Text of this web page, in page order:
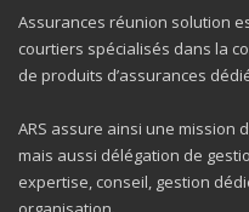
Assurances réunion solution
courtiers spécialisés dans la
de produits d’assurances
ARS assure ainsi une mission
mais aussi délégation de
expertise, conseil, gestion